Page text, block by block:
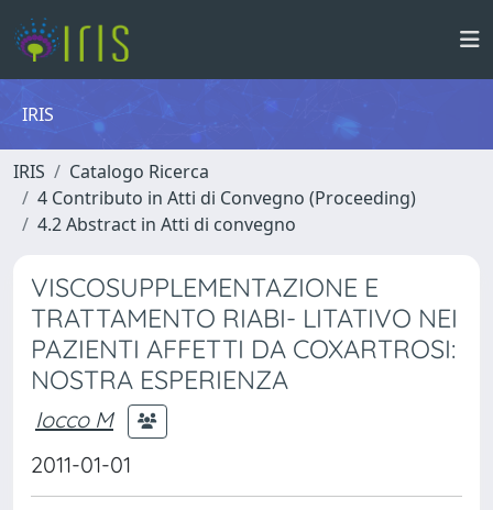
IRIS
IRIS
Catalogo Ricerca
4 Contributo in Atti di Convegno (Proceeding)
4.2 Abstract in Atti di convegno
VISCOSUPPLEMENTAZIONE E
TRATTAMENTO RIABI- LITATIVO NEI
PAZIENTI AFFETTI DA COXARTROSI:
NOSTRA ESPERIENZA
Iocco M
2011-01-01